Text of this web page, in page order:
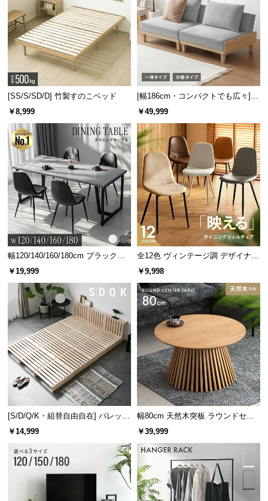
[SS/S/SD/D] 竹製すのこベッド
￥8,999
[幅186cm・コンパクトでも広々] 3
人掛けソファベッド リクライニン
￥49,999
幅120/140/160/180cm ブラックフ
レーム ダイニング 大理石調 4人掛
￥19,999
全12色 ヴィンテージ調 デザイナー
ズシェルチェア
￥9,998
[S/D/Q/K・組替自由自在] パレット
ベッド 8/12/16枚セット
￥14,999
幅80cm 天然木突板 ラウンドセン
ターテーブル 美しい格子デザイン
￥39,999